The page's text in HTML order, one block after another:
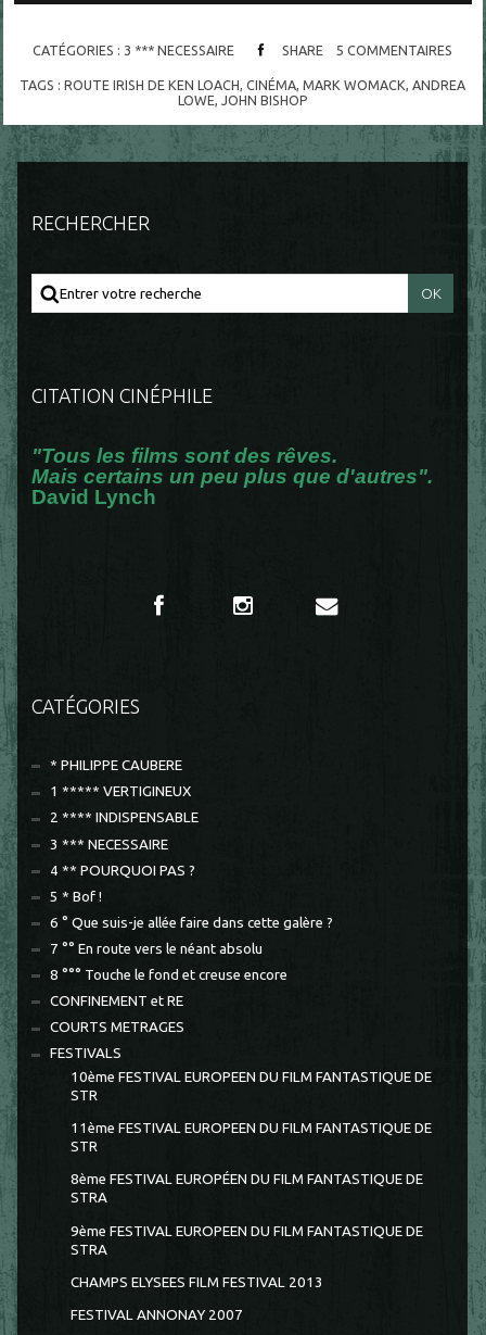
CATÉGORIES : 3 *** NECESSAIRE SHARE 5 COMMENTAIRES
TAGS :ROUTE IRISH DE KEN LOACH,CINÉMA,MARK WOMACK,ANDREA
LOWE, JOHN BISHOP
RECHERCHER
CITATION CINÉPHILE
"Tous les films sont des rêves.
Mais certains un peu plus que d'autres".
David Lynch
CATÉGORIES
* PHILIPPE CAUBERE
1 ***** VERTIGINEUX
2 **** INDISPENSABLE
3 *** NECESSAIRE
4 ** POURQUOI PAS ?
5 * Bof !
6 ° Que suis-je allée faire dans cette galère ?
7 °° En route vers le néant absolu
8 °°° Touche le fond et creuse encore
CONFINEMENT et RE
COURTS METRAGES
FESTIVALS
10ème FESTIVAL EUROPEEN DU FILM FANTASTIQUE DE
STR
11ème FESTIVAL EUROPEEN DU FILM FANTASTIQUE DE
STR
8ème FESTIVAL EUROPÉEN DU FILM FANTASTIQUE DE
STRA
9ème FESTIVAL EUROPEEN DU FILM FANTASTIQUE DE
STRA
CHAMPS ELYSEES FILM FESTIVAL 2013
FESTIVAL ANNONAY 2007